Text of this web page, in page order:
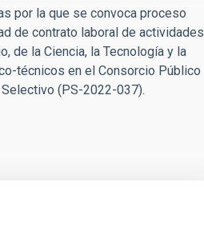
por la que se convoca proceso
de contrato laboral de actividades
de la Ciencia, la Tecnología y la
técnicos en el Consorcio Público
(PS-2022-037).